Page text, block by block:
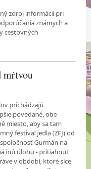
zdroj informácií pri
známych a
cestovných
mŕtvou
prichádzajú
povedané, obe
miesto, aby sa tam
festival jedla (ZFJ) od
Gurmán na
inú úlohu - pritiahnuť
v období, ktoré síce